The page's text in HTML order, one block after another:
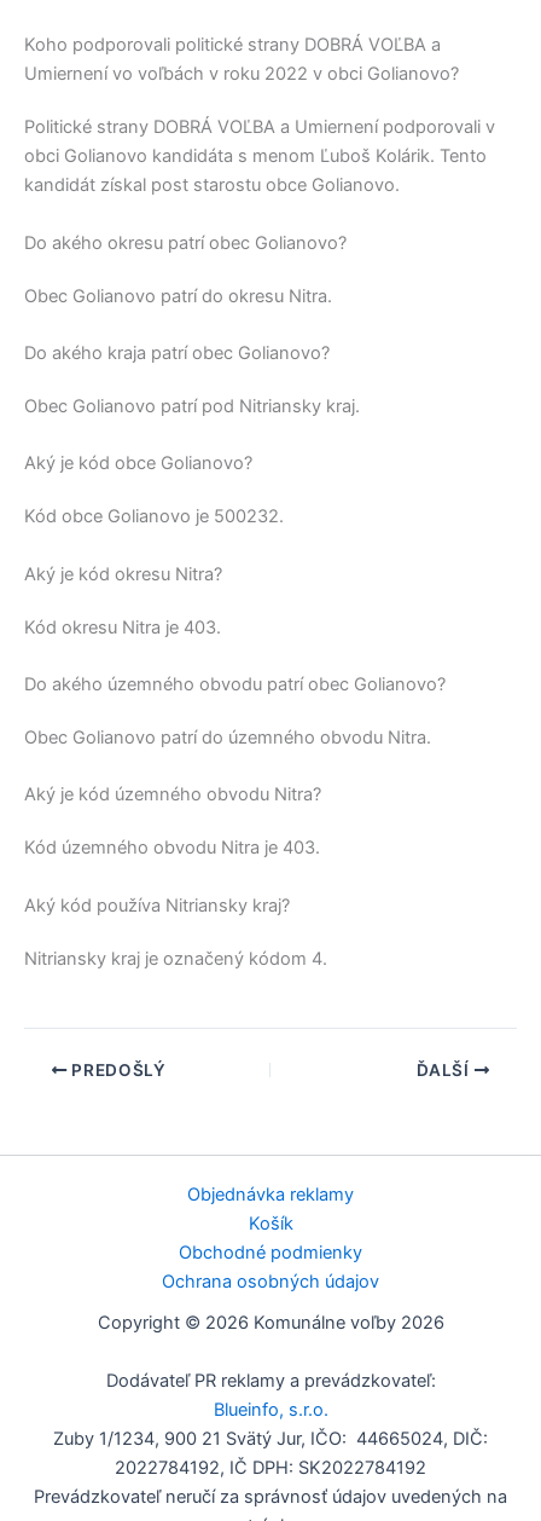
Koho podporovali politické strany DOBRÁ VOĽBA a
Umiernení vo voľbách v roku 2022 v obci Golianovo?
Politické strany DOBRÁ VOĽBA a Umiernenípodporovali v
obci Golianovo kandidáta s menom Ľuboš Kolárik. Tento
kandidát získal post starostu obce Golianovo.
Do akého okresu patrí obec Golianovo?
Obec Golianovo patrí do okresu Nitra.
Do akého kraja patrí obec Golianovo?
Obec Golianovo patrí pod Nitriansky kraj.
Aký je kód obce Golianovo?
Kód obce Golianovo je 500232.
Aký je kód okresu Nitra?
Kód okresu Nitra je 403.
Do akého územného obvodu patrí obec Golianovo?
Obec Golianovo patrí do územného obvodu Nitra.
Aký je kód územného obvodu Nitra?
Kód územného obvodu Nitra je 403.
Aký kód používa Nitriansky kraj?
Nitriansky kraj je označený kódom 4.
PREDOŠLÝ ĎALŠÍ
Objednávka reklamy
Košík
Obchodné podmienky
Ochrana osobných údajov
Copyright © 2026 Komunálne voľby 2026
Dodávateľ PR reklamy a prevádzkovateľ:
Blueinfo, s.r.o.
Zuby 1/1234, 900 21 Svätý Jur, IČO: 44665024, DIČ:
2022784192, IČ DPH: SK2022784192
Prevádzkovateľ neručí za správnosť údajov uvedených na